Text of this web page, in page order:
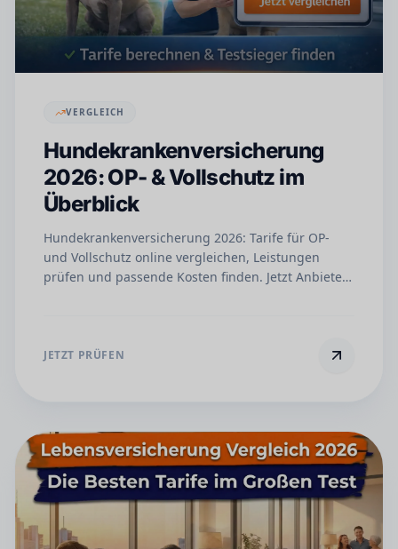
VERGLEICH
Hundekrankenversicherung
2026: OP- & Vollschutz im
Überblick
Hundekrankenversicherung 2026: Tarife für OP-
und Vollschutz online vergleichen, Leistungen
prüfen und passende Kosten finden. Jetzt Anbieter
JETZT PRÜFEN